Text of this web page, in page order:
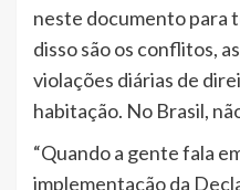
neste documento para
disso são os conflitos,
violações diárias de
habitação. No Brasil,
“Quando a gente fala
implementação da